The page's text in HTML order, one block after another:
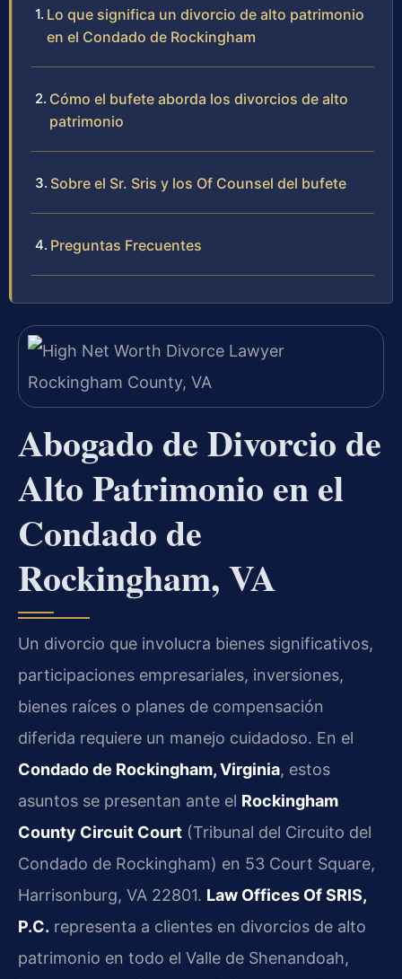
Lo que significa un divorcio de alto patrimonio
en el Condado de Rockingham
Cómo el bufete aborda los divorcios de alto
patrimonio
Sobre el Sr. Sris y los Of Counsel del bufete
Preguntas Frecuentes
Abogado de Divorcio de
Alto Patrimonio en el
Condado de
Rockingham, VA
Un divorcio que involucra bienes significativos,
participaciones empresariales, inversiones,
bienes raíces o planes de compensación
diferida requiere un manejo cuidadoso. En el
Condado de Rockingham, Virginia, estos
asuntos se presentan ante el Rockingham
County Circuit Court (Tribunal del Circuito del
Condado de Rockingham) en 53 Court Square,
Harrisonburg, VA 22801. Law Offices Of SRIS,
P.C. representa a clientes en divorcios de alto
patrimonio en todo el Valle de Shenandoah,